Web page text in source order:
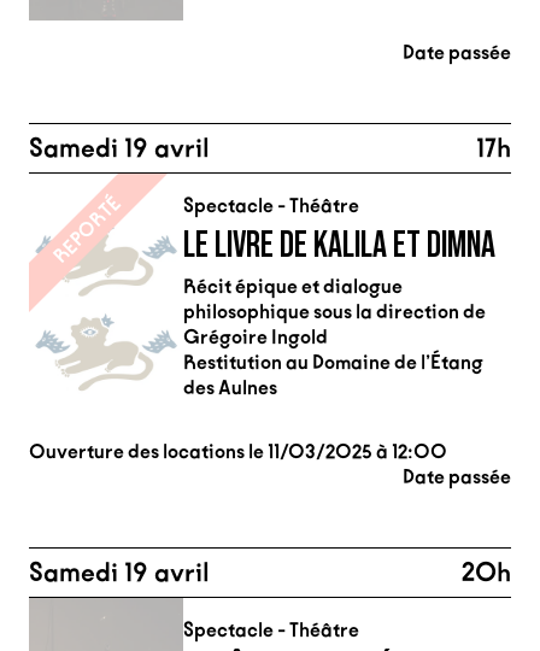
Date passée
Samedi 19 avril 17h
REPORTÉ Spectacle - Théâtre
LE LIVRE DE KALILA ET DIMNA
Récit épique et dialogue
philosophique sous la direction de
Grégoire Ingold
Restitution au Domaine de l’Étang
des Aulnes
Ouverture des locations le 11/03/2025 à 12:00
Date passée
Samedi 19 avril 20h
Spectacle - Théâtre